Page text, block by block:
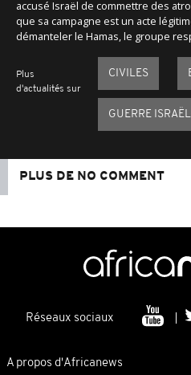
accusé Israël de commettre des
que sa campagne est un acte
démanteler le Hamas, le groupe
Plus
d'actualités sur
CIVILES
GUERRE
PLUS DE NO COMMENT
Réseaux sociaux
A propos d'Africanews